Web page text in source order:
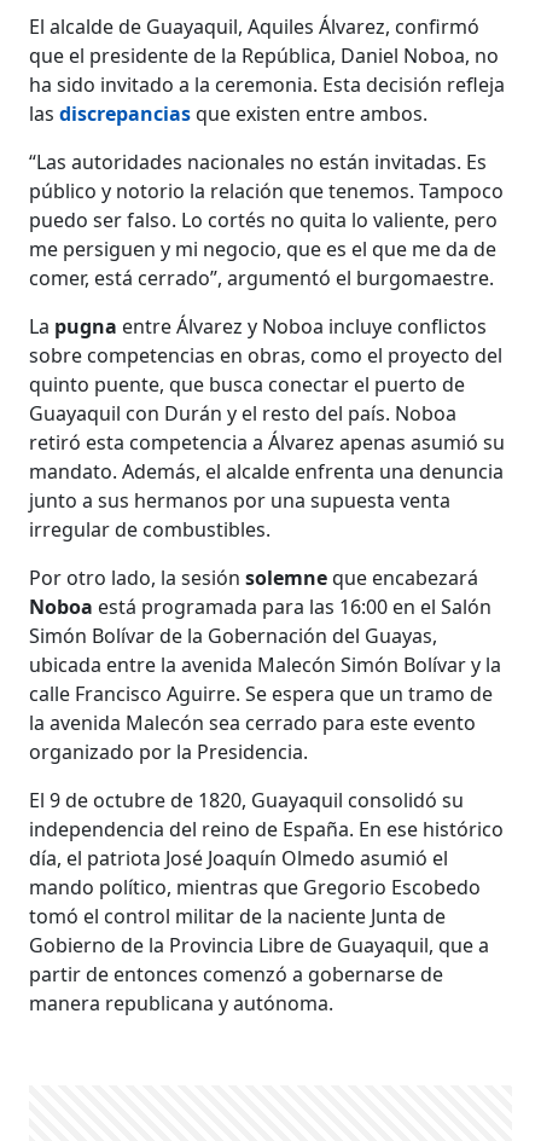
El alcalde de Guayaquil, Aquiles Álvarez, confirmó
que el presidente de la República, Daniel Noboa, no
ha sido invitado a la ceremonia. Esta decisión refleja
lasdiscrepanciasque existen entre ambos.
“Las autoridades nacionales no están invitadas. Es
público y notorio la relación que tenemos. Tampoco
puedo ser falso. Lo cortés no quita lo valiente, pero
me persiguen y mi negocio, que es el que me da de
comer, está cerrado”, argumentó el burgomaestre.
La pugna entre Álvarez y Noboa incluye conflictos
sobre competencias en obras, como el proyecto del
quinto puente, que busca conectar el puerto de
Guayaquil con Durán y el resto del país. Noboa
retiró esta competencia a Álvarez apenas asumió su
mandato. Además, el alcalde enfrenta una denuncia
junto a sus hermanos por una supuesta venta
irregular de combustibles.
Por otro lado, la sesiónsolemneque encabezará
Noboa está programada para las 16:00 en el Salón
Simón Bolívar de la Gobernación del Guayas,
ubicada entre la avenida Malecón Simón Bolívar y la
calle Francisco Aguirre. Se espera que un tramo de
la avenida Malecón sea cerrado para este evento
organizado por la Presidencia.
El 9 de octubre de 1820, Guayaquil consolidó su
independencia del reino de España. En ese histórico
día, el patriota José Joaquín Olmedo asumió el
mando político, mientras que Gregorio Escobedo
tomó el control militar de la naciente Junta de
Gobierno de la Provincia Libre de Guayaquil, que a
partir de entonces comenzó a gobernarse de
manera republicana y autónoma.